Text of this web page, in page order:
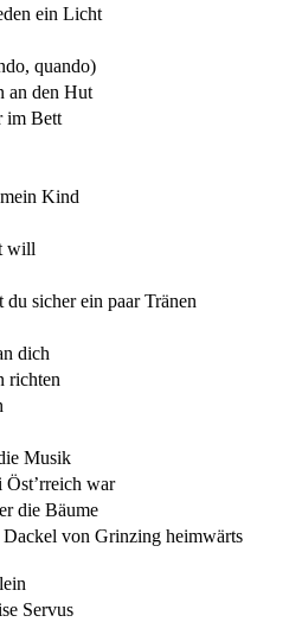
ein Licht
quando)
an den Hut
im Bett
Kind
will
sicher ein paar Tränen
dich
richten
Musik
war
die Bäume
von Grinzing heimwärts
Servus